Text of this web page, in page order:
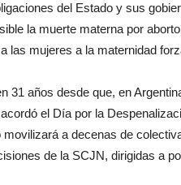
del Estado y sus
la muerte materna por
las mujeres a la maternidad
31 años desde que, en
el Día por la
a decenas de
de la SCJN, dirigidas a